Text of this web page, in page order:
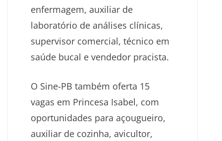
enfermagem, auxiliar de
laboratório de análises clínicas,
supervisor comercial, técnico em
saúde bucal e vendedor pracista.
O Sine-PB também oferta 15
vagas em Princesa Isabel, com
oportunidades para açougueiro,
auxiliar de cozinha, avicultor,